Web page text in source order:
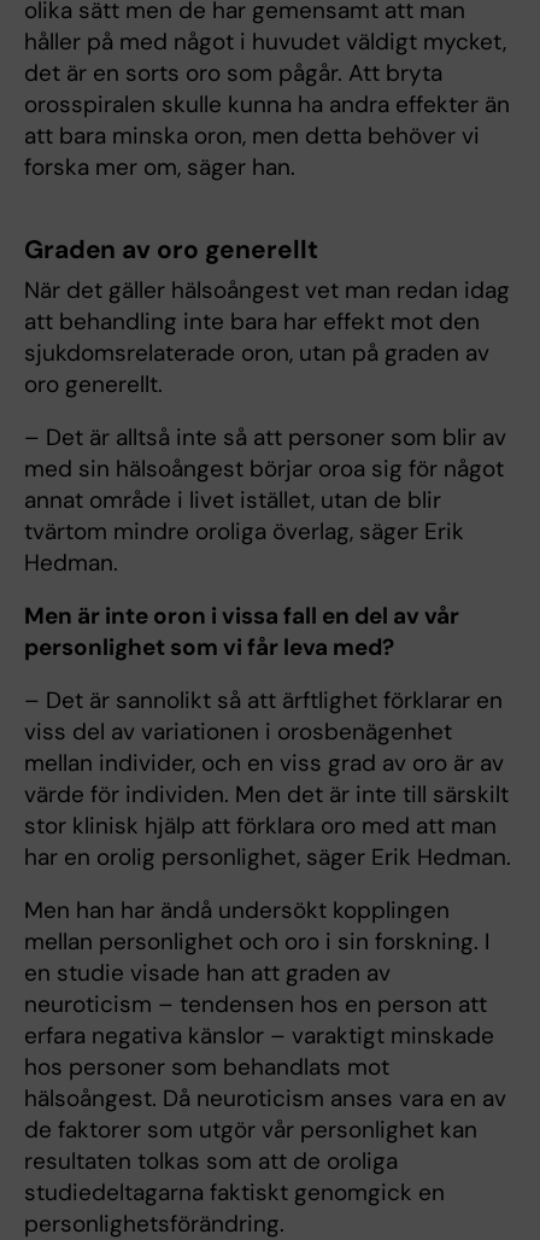
olika sätt men de har gemensamt att man
håller på med något i huvudet väldigt mycket,
det är en sorts oro som pågår. Att bryta
orosspiralen skulle kunna ha andra effekter än
att bara minska oron, men detta behöver vi
forska mer om, säger han.
Graden av oro generellt
När det gäller hälsoångest vet man redan idag
att behandling inte bara har effekt mot den
sjukdomsrelaterade oron, utan på graden av
oro generellt.
– Det är alltså inte så att personer som blir av
med sin hälsoångest börjar oroa sig för något
annat område i livet istället, utan de blir
tvärtom mindre oroliga överlag, säger Erik
Hedman.
Men är inte oron i vissa fall en del av vår
personlighet som vi får leva med?
– Det är sannolikt så att ärftlighet förklarar en
viss del av variationen i orosbenägenhet
mellan individer, och en viss grad av oro är av
värde för individen. Men det är inte till särskilt
stor klinisk hjälp att förklara oro med att man
har en orolig personlighet, säger Erik Hedman.
Men han har ändå undersökt kopplingen
mellan personlighet och oro i sin forskning. I
en studie visade han att graden av
neuroticism – tendensen hos en person att
erfara negativa känslor – varaktigt minskade
hos personer som behandlats mot
hälsoångest. Då neuroticism anses vara en av
de faktorer som utgör vår personlighet kan
resultaten tolkas som att de oroliga
studiedeltagarna faktiskt genomgick en
personlighetsförändring.